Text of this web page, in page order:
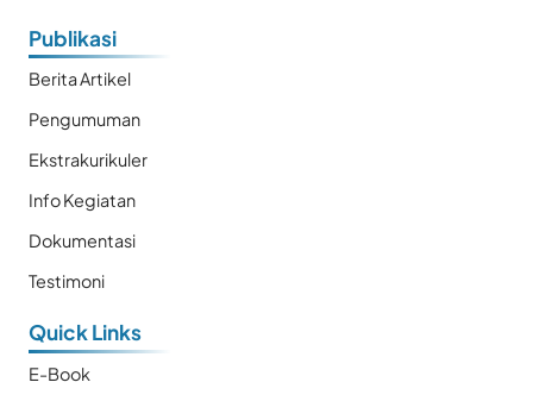
Publikasi
Berita Artikel
Pengumuman
Ekstrakurikuler
Info Kegiatan
Dokumentasi
Testimoni
Quick Links
E-Book